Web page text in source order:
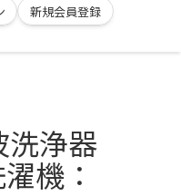
新規会員登録
洗浄器
機：